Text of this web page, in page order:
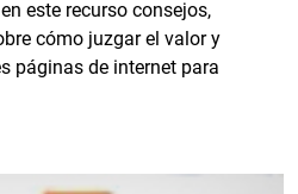
este recurso consejos,
cómo juzgar el valor y
páginas de internet para